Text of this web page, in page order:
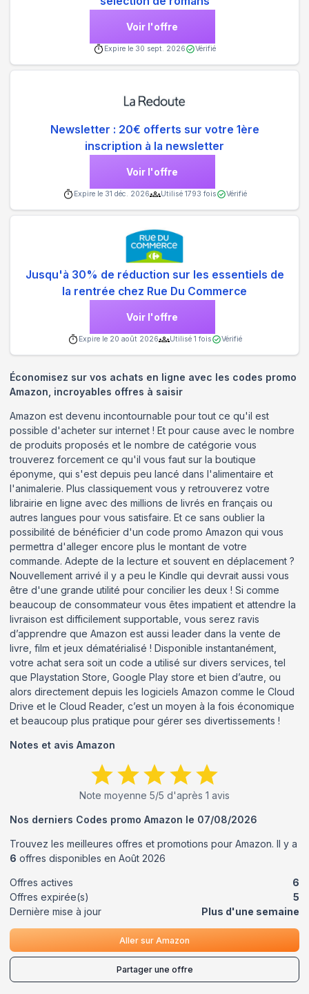
Voir l'offre
Expire le 30 sept. 2026 Vérifié
Newsletter : 20€ offerts sur votre 1ère
inscription à la newsletter
Voir l'offre
Expire le 31 déc. 2026 Utilisé 1793 fois Vérifié
Jusqu'à 30% de réduction sur les essentiels de
la rentrée chez Rue Du Commerce
Voir l'offre
Expire le 20 août 2026 Utilisé 1 fois Vérifié
Économisez sur vos achats en ligne avec les codes promo
Amazon, incroyables offres à saisir
Amazon est devenu incontournable pour tout ce qu'il est
possible d'acheter sur internet ! Et pour cause avec le nombre
de produits proposés et le nombre de catégorie vous
trouverez forcement ce qu'il vous faut sur la boutique
éponyme, qui s'est depuis peu lancé dans l'alimentaire et
l'animalerie. Plus classiquement vous y retrouverez votre
librairie en ligne avec des millions de livrés en français ou
autres langues pour vous satisfaire. Et ce sans oublier la
possibilité de bénéficier d'un code promo Amazon qui vous
permettra d'alleger encore plus le montant de votre
commande. Adepte de la lecture et souvent en déplacement ?
Nouvellement arrivé il y a peu le Kindle qui devrait aussi vous
être d'une grande utilité pour concilier les deux ! Si comme
beaucoup de consommateur vous êtes impatient et attendre la
livraison est difficilement supportable, vous serez ravis
d’apprendre que Amazon est aussi leader dans la vente de
livre, film et jeux dématérialisé ! Disponible instantanément,
votre achat sera soit un code a utilisé sur divers services, tel
que Playstation Store, Google Play store et bien d’autre, ou
alors directement depuis les logiciels Amazon comme le Cloud
Drive et le Cloud Reader, c’est un moyen à la fois économique
et beaucoup plus pratique pour gérer ses divertissements !
Notes et avis Amazon
Note moyenne 5/5 d'après 1 avis
Nos derniers Codes promo Amazon le 07/08/2026
Trouvez les meilleures offres et promotions pour Amazon. Il y a
6 offres disponibles en Août 2026
Offres actives
6
Offres expirée(s)
5
Dernière mise à jour
Plus d'une semaine
Aller sur Amazon
Partager une offre